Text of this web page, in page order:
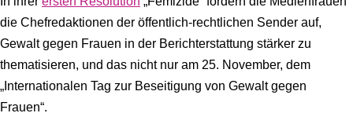
die Chefredaktionen der öffentlich-rechtlichen Sender auf,
Gewalt gegen Frauen in der Berichterstattung stärker zu
thematisieren, und das nicht nur am 25. November, dem
„Internationalen Tag zur Beseitigung von Gewalt gegen
Frauen“.